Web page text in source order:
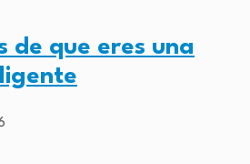
de que eres una